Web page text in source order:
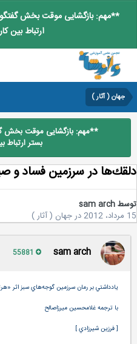
**مهم: بازگشایی موقت بخش
ارتباط بین
جهان ( آثار )
**مهم: بازگشایی موقت بخش
بستر ارتباط
در سرزمين فساد و
sam arch
درجهان ( آثار )
sam arch
يادداشتي بر رمان سرزمين گوجه‌هاي سبز اثر «هرتا
با ترجمه غلامحسين ميرزاصالح
[ فرزين شيرزادي ]